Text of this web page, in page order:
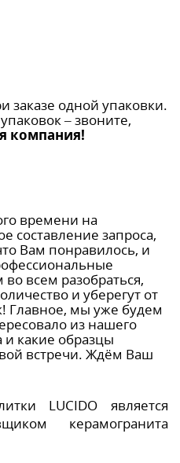
заказе одной упаковки.
– звоните,
компания!
времени на
составление запроса,
Вам понравилось, и
всем разобраться,
и уберегут от
Главное, мы уже будем
из нашего
и какие образцы
встречи. Ждём Ваш
LUCIDO является
керамогранита